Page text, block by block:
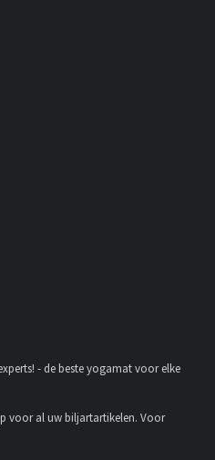
- de beste yogamat voor elke
voor al uw biljartartikelen. Voor